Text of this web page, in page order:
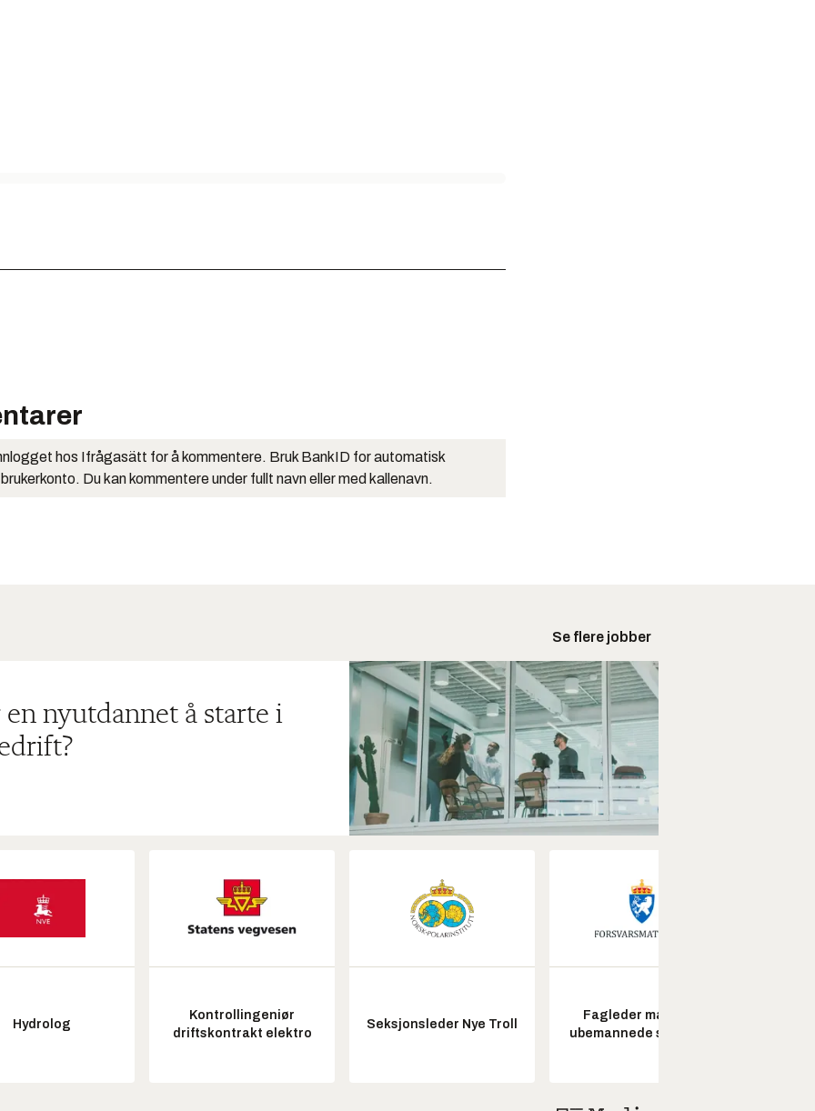
hos Ifrågasätt for å kommentere. Bruk BankID for automatisk
Du kan kommentere under fullt navn eller med kallenavn.
Se flere jobber
nyutdannet å starte i
Hydrolog
Kontrollingeniør
driftskontrakt elektro
Seksjonsleder Nye Troll
Fagleder maritime
ubemannede systemer